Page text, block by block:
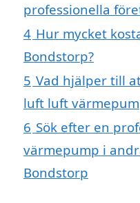
professionella
4 Hur mycket
Bondstorp?
5 Vad hjälper till
luft luft
6 Sök efter en
värmepump i
Bondstorp